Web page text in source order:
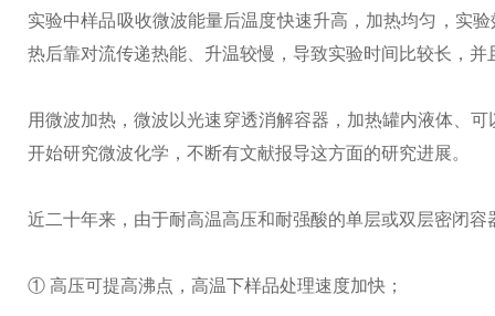
实验中样品吸收微波能量后温度快速升高，加热均匀，实
热后靠对流传递热能、升温较慢，导致实验时间比较长，
用微波加热，微波以光速穿透消解容器，加热罐内液体、
开始研究微波化学，不断有文献报导这方面的研究进展。
近二十年来，由于耐高温高压和耐强酸的单层或双层密闭
① 高压可提高沸点，高温下样品处理速度加快；